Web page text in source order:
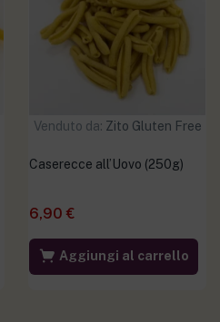
Venduto da: Zito Gluten Free
Caserecce all’Uovo (250g)
6,90 €
Aggiungi al carrello